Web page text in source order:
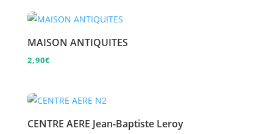
MAISON ANTIQUITES
2,90€
CENTRE AERE Jean-Baptiste Leroy